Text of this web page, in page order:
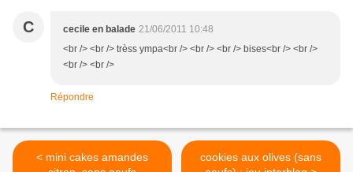
C cecile en balade 21/06/2011 10:48
<br /> <br /> trèss ympa<br /> <br /> <br /> bises<br /> <br />
<br /> <br />
Répondre
< mini cakes amandes
cookies aux olives (sans